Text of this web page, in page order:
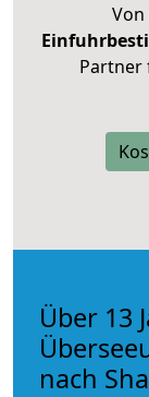
Partner
Über 13
nach